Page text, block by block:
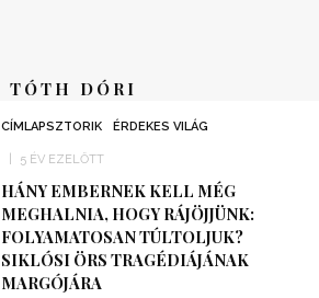
TÓTH DÓRI
CÍMLAPSZTORIK ÉRDEKES VILÁG
5 ÉV EZELŐTT
HÁNY EMBERNEK KELL MÉG
MEGHALNIA, HOGY RÁJÖJJÜNK:
FOLYAMATOSAN TÚLTOLJUK?
SIKLÓSI ÖRS TRAGÉDIÁJÁNAK
MARGÓJÁRA